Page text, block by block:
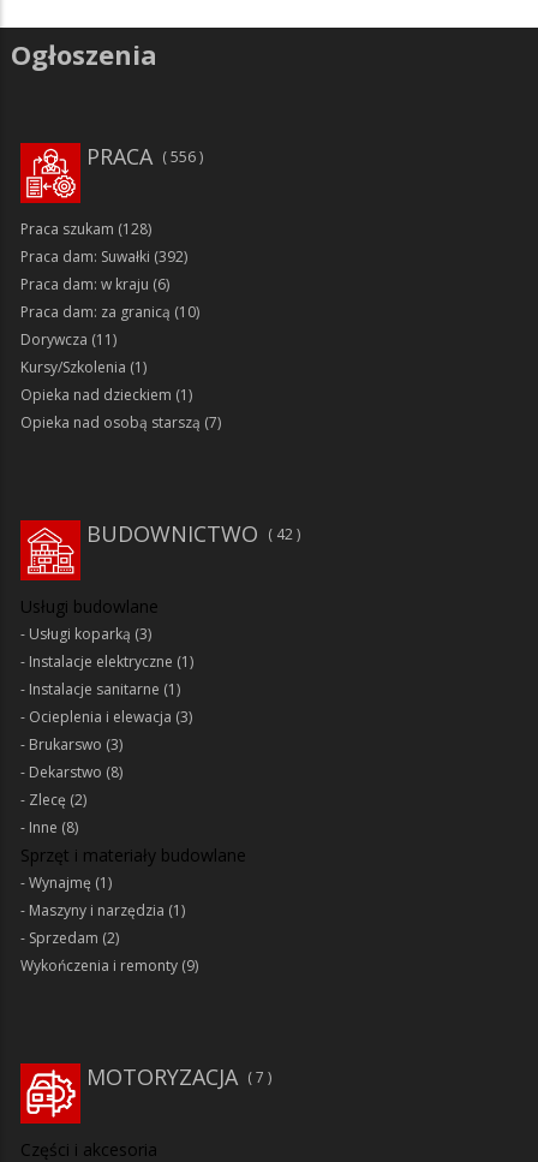
Ogłoszenia
PRACA 556
Praca szukam (128)
Praca dam: Suwałki (392)
Praca dam: w kraju (6)
Praca dam: za granicą (10)
Dorywcza (11)
Kursy/Szkolenia (1)
Opieka nad dzieckiem (1)
Opieka nad osobą starszą (7)
BUDOWNICTWO 42
Usługi budowlane
Usługi koparką (3)
Instalacje elektryczne (1)
Instalacje sanitarne (1)
Ocieplenia i elewacja (3)
Brukarswo (3)
Dekarstwo (8)
Zlecę (2)
Inne (8)
Sprzęt i materiały budowlane
Wynajmę (1)
Maszyny i narzędzia (1)
Sprzedam (2)
Wykończenia i remonty (9)
MOTORYZACJA 7
Części i akcesoria